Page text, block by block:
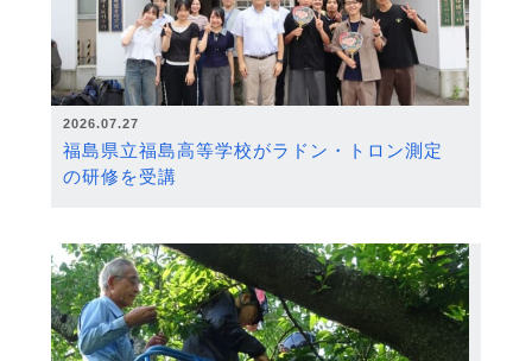
2026.07.27
福島県立福島高等学校がラドン・トロン測定
の研修を受講